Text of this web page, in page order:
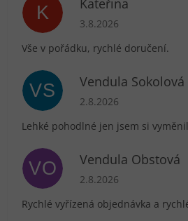
K Kateřina
Hodnocení obchodu je
3.8.2026
Vše v pořádku, rychlé doručení.
VS Vendula Sokolová
Hodnocení obchodu je
2.8.2026
Lehké pohodlné jen jsem si
VO Vendula Obstová
Hodnocení obchodu je
2.8.2026
Rychlé vyřízená objednávka a